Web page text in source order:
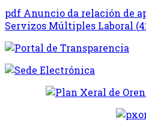
pdf Anuncio da relación de
Servizos Múltiples Laboral (